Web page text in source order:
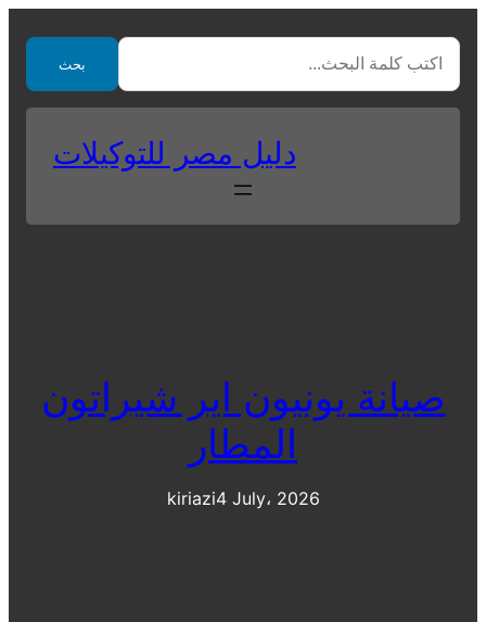
contentبحث
دليل مصر للتوكيلات
صيانة يونيون اير شيراتون
المطار
kiriazi4 July، 2026